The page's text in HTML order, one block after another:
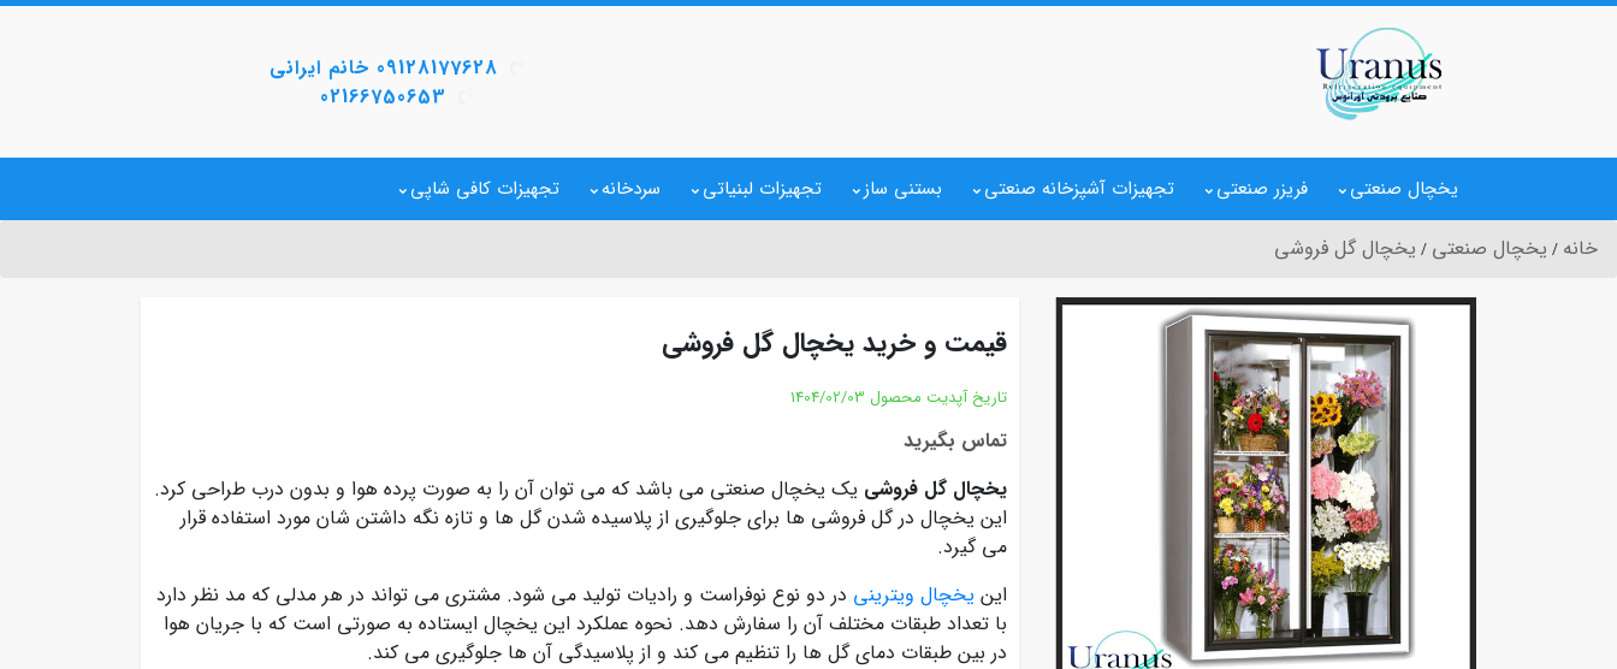
09128177628 خانم ایرانی
02166750653
یخچال صنعتی فریزر صنعتی تجهیزات آشپزخانه صنعتی بستنی ساز تجهیزات لبنیاتی سردخانه تجهیزات کافی شاپی
خانه یخچال صنعتی یخچال گل فروشی
قیمت و خرید یخچال گل فروشی
تاریخ آپدیت محصول 1404/02/03
تماس بگیرید
یخچال گل فروشی یک یخچال صنعتی می باشد که می توان آن را به صورت پرده هوا و بدون درب طراحی کرد.
این یخچال در گل فروشی ها برای جلوگیری از پلاسیده شدن گل ها و تازه نگه داشتن شان مورد استفاده قرار
می گیرد.
این یخچال ویترینی در دو نوع نوفراست و رادیات تولید می شود. مشتری می تواند در هر مدلی که مد نظر دارد
با تعداد طبقات مختلف آن را سفارش دهد. نحوه عملکرد این یخچال ایستاده به صورتی است که با جریان هوا
در بین طبقات دمای گل ها را تنظیم می کند و از پلاسیدگی آن ها جلوگیری می کند.